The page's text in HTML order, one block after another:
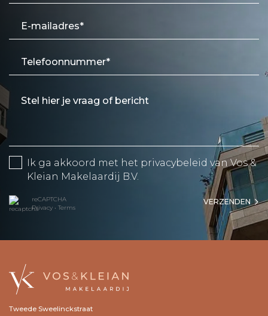
Ik ga akkoord met het privacybeleid van Vos &
Kleian Makelaardij B.V.
reCAPTCHA
Privacy • Terms
VERZENDEN
Tweede Sweelinckstraat